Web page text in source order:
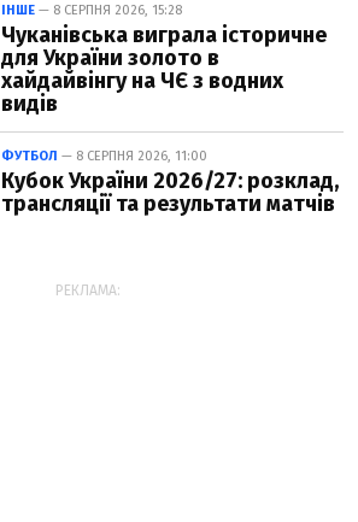
ІНШЕ — 8 СЕРПНЯ 2026, 15:28
Чуканівська виграла історичне
для України золото в
хайдайвінгу на ЧЄ з водних
видів
ФУТБОЛ — 8 СЕРПНЯ 2026, 11:00
Кубок України 2026/27: розклад,
трансляції та результати матчів
РЕКЛАМА: